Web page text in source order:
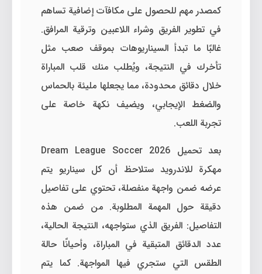
كمصدر مهم للحصول على مكافآت إضافية تساهم
في تطوير الفريق وشراء اللاعبين وترقية المرافق.
غالبًا ما تبدأ السيناريوهات بموقف صعب مثل
تأخرك في النتيجة، ويُطلب منك قلب المباراة
خلال دقائق محدودة، مما يجعلها مليئة بالحماس
والضغط الإيجابي، ويضيف نكهة خاصة على
تجربة اللعب.
بعد تحميل Dream League Soccer 2026
مهكرة للاندرويد ستلاحظ أن كل سيناريو يتم
عرضه ضمن واجهة منفصلة، تحتوي على تفاصيل
دقيقة حول المهمة المطلوبة. من ضمن هذه
التفاصيل: الفريق الذي ستواجهه، النتيجة الحالية،
عدد الدقائق المتبقية في المباراة، وأحيانًا حالة
الطقس التي ستجري فيها المواجهة. كما يتم